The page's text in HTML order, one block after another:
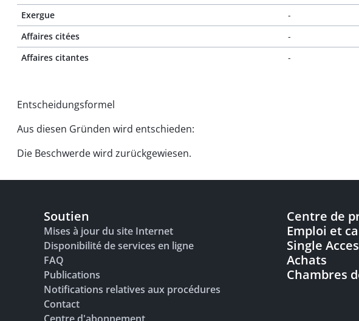
Exergue
-
Affaires citées
-
Affaires citantes
-
Entscheidungsformel
Aus diesen Gründen wird entschieden:
Die Beschwerde wird zurückgewiesen.
Soutien
Mises à jour du site Internet
Disponibilité de services en ligne
FAQ
Publications
Notifications relatives aux procédures
Contact
Centre de
Emploi et
Single
Achats
Chambres